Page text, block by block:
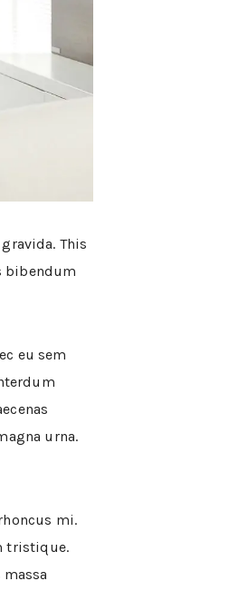
This
bibendum
eu sem
urna.
mi.
tristique.